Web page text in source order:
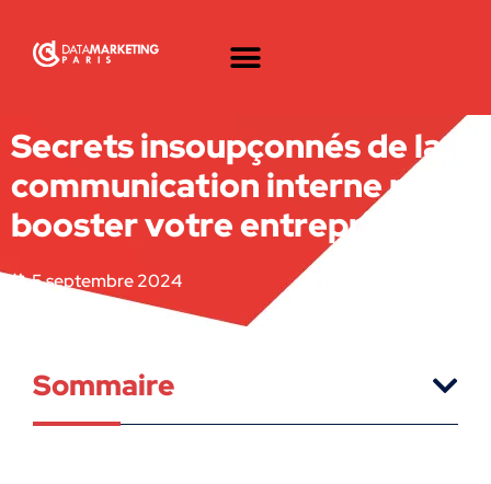
Secrets insoupçonnés de la
communication interne pour
booster votre entreprise
5 septembre 2024
Sommaire